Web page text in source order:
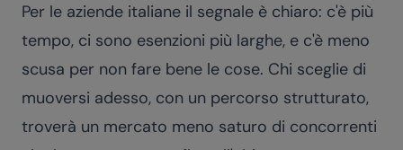
Per le aziende italiane il segnale è chiaro: c'è più
tempo, ci sono esenzioni più larghe, e c'è meno
scusa per non fare bene le cose. Chi sceglie di
muoversi adesso, con un percorso strutturato,
troverà un mercato meno saturo di concorrenti